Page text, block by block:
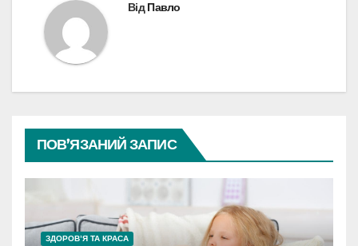
ВідПавло
ПОВ’ЯЗАНИЙ ЗАПИС
ЗДОРОВ’Я ТА КРАСА